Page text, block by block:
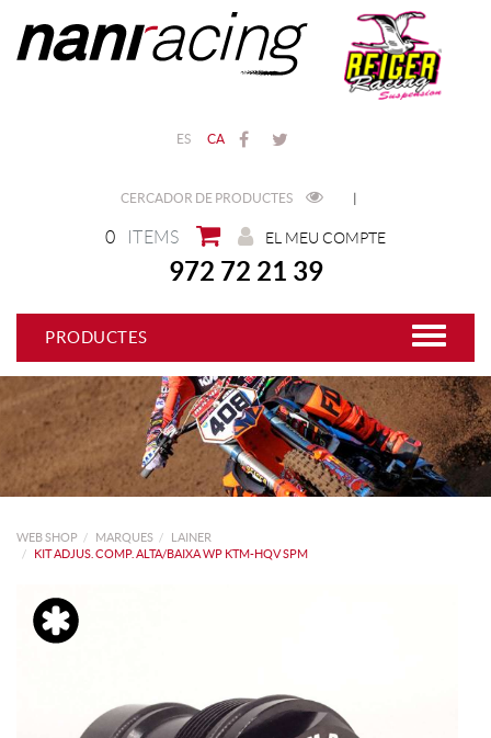
ES CA
CERCADOR DE PRODUCTES |
0 ITEMS EL MEU COMPTE
972 72 21 39
PRODUCTES
WEB SHOP MARQUES
LAINER
KIT ADJUS. COMP. ALTA/BAIXA WP KTM-HQV SPM